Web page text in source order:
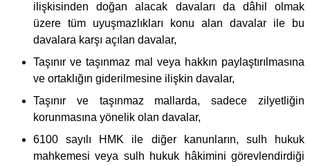
ilişkisinden doğan alacak davaları da dâhil olmak
üzere tüm uyuşmazlıkları konu alan davalar ile bu
davalara karşı açılan davalar,
Taşınır ve taşınmaz mal veya hakkın paylaştırılmasına
ve ortaklığın giderilmesine ilişkin davalar,
Taşınır ve taşınmaz mallarda, sadece zilyetliğin
korunmasına yönelik olan davalar,
6100 sayılı HMK ile diğer kanunların, sulh hukuk
mahkemesi veya sulh hukuk hâkimini görevlendirdiği